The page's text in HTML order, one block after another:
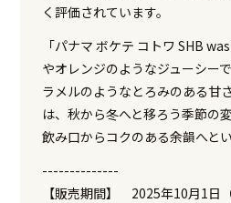
く評価されています。
「パナマ ボケテ コトワ SHB
やオレンジのようなジューシー
ラメルのようなとろみのある甘
は、秋から冬へと移ろう季節の
飲み口からコクのある余韻へと
--------------
【販売期間】 2025年10月1日